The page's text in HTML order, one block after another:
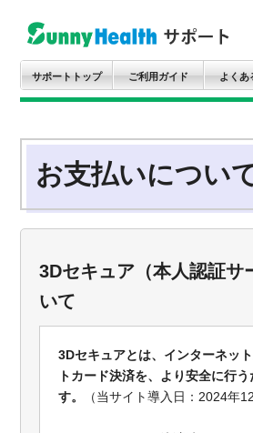
サポートトップ ご利用ガイド よくあ
お支払いについ
3Dセキュア（本人認証サ
いて
3Dセキュアとは、インターネッ
トカード決済を、より安全に行
す。
（当サイト導入日：2024年